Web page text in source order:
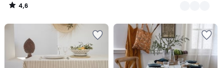
4,6
/